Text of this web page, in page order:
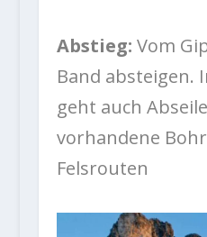
Abstieg: Vom
Band absteigen.
geht auch
vorhandene
Felsrouten